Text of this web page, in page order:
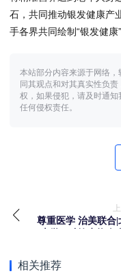
石，共同推动银发健康产
手各界共同绘制“银发健康
本站部分内容来源于网络
同其观点和对其真实性负
权，如果侵犯，请及时通
任何侵权责任。
尊重医学 治美联合|
（第一期）圆满
相关推荐